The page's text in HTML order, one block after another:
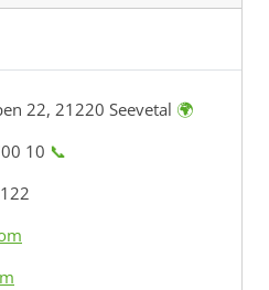
22, 21220 Seevetal 🌍
10 📞